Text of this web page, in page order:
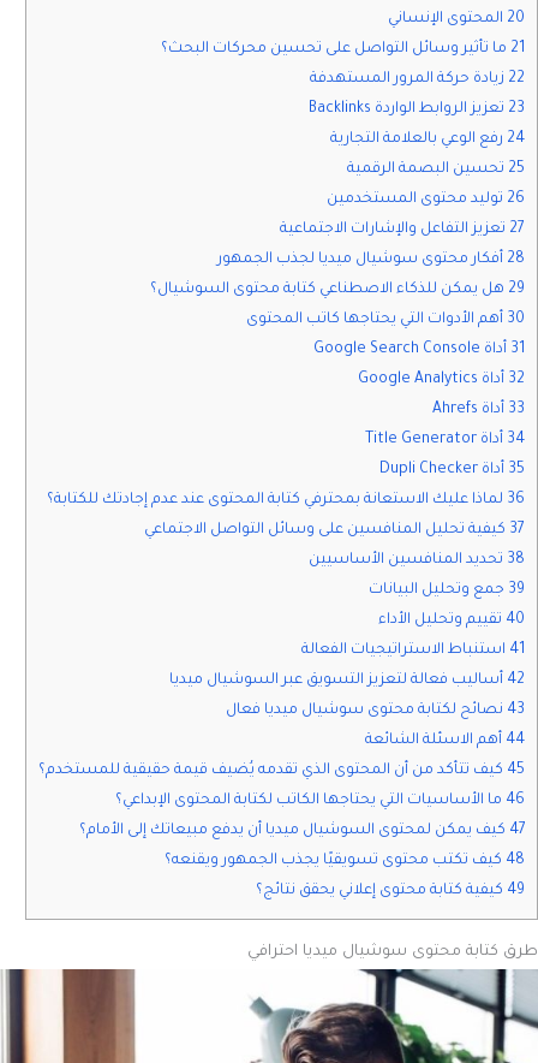
20 المحتوى الإنساني
21 ما تأثير وسائل التواصل على تحسين محركات البحث؟
22 زيادة حركة المرور المستهدفة
23 تعزيز الروابط الواردة Backlinks
24 رفع الوعي بالعلامة التجارية
25 تحسين البصمة الرقمية
26 توليد محتوى المستخدمين
27 تعزيز التفاعل والإشارات الاجتماعية
28 أفكار محتوى سوشيال ميديا لجذب الجمهور
29 هل يمكن للذكاء الاصطناعي كتابة محتوى السوشيال؟
30 أهم الأدوات التي يحتاجها كاتب المحتوى
31 أداة Google Search Console
32 أداة Google Analytics
33 أداة Ahrefs
34 أداة Title Generator
35 أداة Dupli Checker
36 لماذا عليك الاستعانة بمحترفي كتابة المحتوى عند عدم إجادتك للكتابة؟
37 كيفية تحليل المنافسين على وسائل التواصل الاجتماعي
38 تحديد المنافسين الأساسيين
39 جمع وتحليل البيانات
40 تقييم وتحليل الأداء
41 استنباط الاستراتيجيات الفعالة
42 أساليب فعالة لتعزيز التسويق عبر السوشيال ميديا
43 نصائح لكتابة محتوى سوشيال ميديا فعال
44 أهم الاسئلة الشائعة
45 كيف تتأكد من أن المحتوى الذي تقدمه يُضيف قيمة حقيقية للمستخدم؟
46 ما الأساسيات التي يحتاجها الكاتب لكتابة المحتوى الإبداعي؟
47 كيف يمكن لمحتوى السوشيال ميديا أن يدفع مبيعاتك إلى الأمام؟
48 كيف تكتب محتوى تسويقيًا يجذب الجمهور ويقنعه؟
49 كيفية كتابة محتوى إعلاني يحقق نتائج؟
طرق كتابة محتوى سوشيال ميديا احترافي